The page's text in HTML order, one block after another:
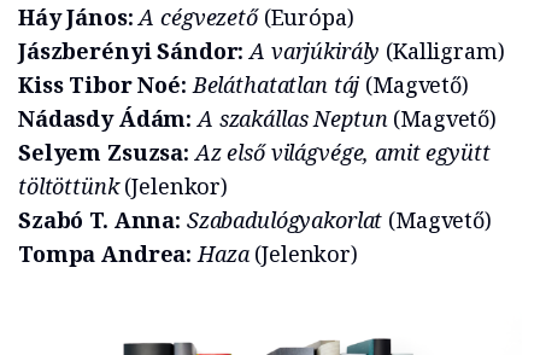
Háy János: A cégvezető (Európa)
Jászberényi Sándor: A varjúkirály (Kalligram)
Kiss Tibor Noé: Beláthatatlan táj (Magvető)
Nádasdy Ádám: A szakállas Neptun (Magvető)
Selyem Zsuzsa: Az első világvége, amit együtt
töltöttünk(Jelenkor)
Szabó T. Anna: Szabadulógyakorlat (Magvető)
Tompa Andrea: Haza (Jelenkor)